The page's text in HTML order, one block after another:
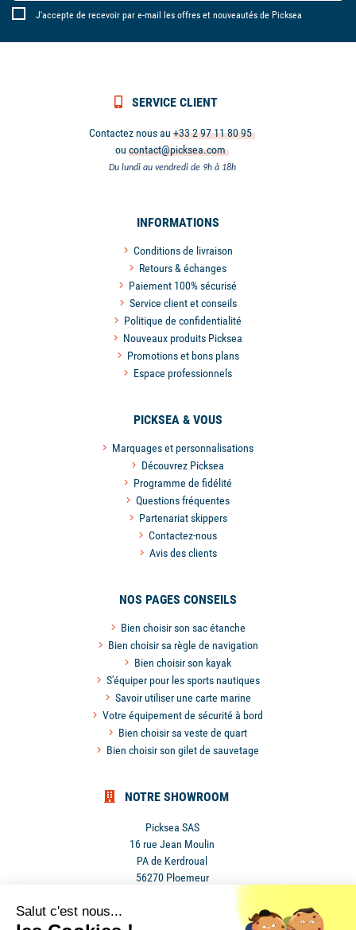
J'accepte de recevoir par e-mail les offres et nouveautés de Picksea
SERVICE CLIENT
Contactez nous au +33 2 97 11 80 95
ou contact@picksea.com
Du lundi au vendredi de 9h à 18h
INFORMATIONS
Conditions de livraison
Retours & échanges
Paiement 100% sécurisé
Service client et conseils
Politique de confidentialité
Nouveaux produits Picksea
Promotions et bons plans
Espace professionnels
PICKSEA & VOUS
Marquages et personnalisations
Découvrez Picksea
Programme de fidélité
Questions fréquentes
Partenariat skippers
Contactez-nous
Avis des clients
NOS PAGES CONSEILS
Bien choisir son sac étanche
Bien choisir sa règle de navigation
Bien choisir son kayak
S'équiper pour les sports nautiques
Savoir utiliser une carte marine
Votre équipement de sécurité à bord
Bien choisir sa veste de quart
Bien choisir son gilet de sauvetage
NOTRE SHOWROOM
Picksea SAS
16 rue Jean Moulin
PA de Kerdroual
56270 Ploemeur
Salut c'est nous...